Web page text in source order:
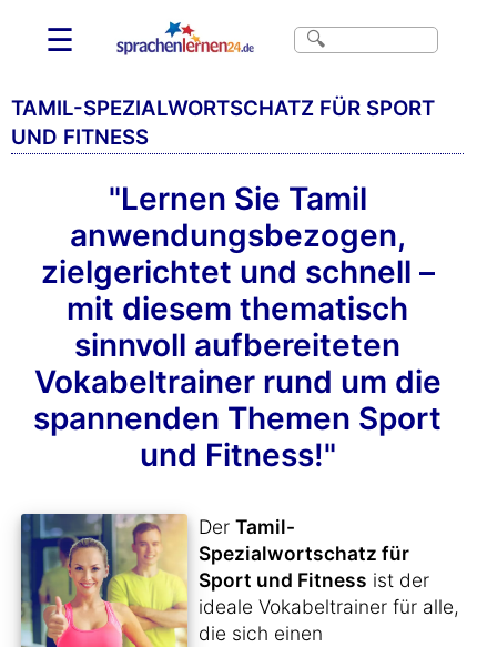
☰
TAMIL-SPEZIALWORTSCHATZ FÜR SPORT
UND FITNESS
"Lernen Sie Tamil
anwendungsbezogen,
zielgerichtet und schnell –
mit diesem thematisch
sinnvoll aufbereiteten
Vokabeltrainer rund um die
spannenden Themen Sport
und Fitness!"
Der Tamil-
Spezialwortschatz für
Sport und Fitness ist der
ideale Vokabeltrainer für alle,
die sich einen